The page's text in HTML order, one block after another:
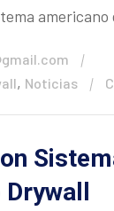
, Noticias